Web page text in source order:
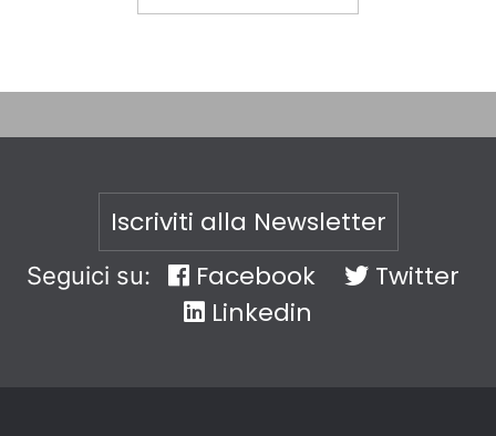
Iscriviti alla Newsletter
Seguici su: Facebook
Twitter
Linkedin